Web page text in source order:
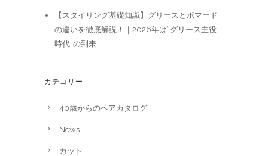
【スタイリング基礎知識】グリースとポマード
の違いを徹底解説！｜2026年は“グリース主役
時代”の到来
カテゴリー
40歳からのヘアカタログ
News
カット